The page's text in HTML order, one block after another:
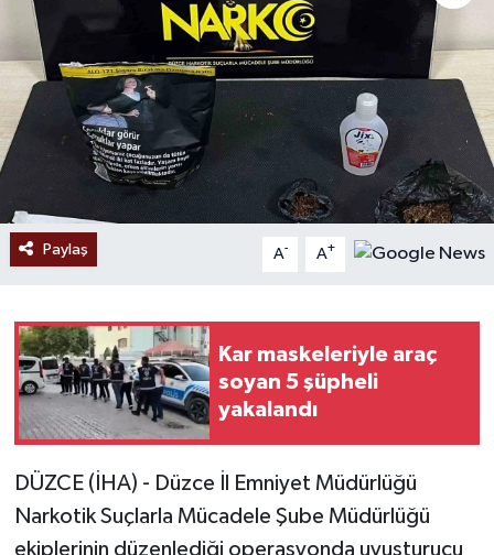
Paylaş A- A+
Kar maskeleriyle araç
soyan 5 şüpheli
yakalandı
DÜZCE (İHA) - Düzce İl Emniyet Müdürlüğü
Narkotik Suçlarla Mücadele Şube Müdürlüğü
ekiplerinin düzenlediği operasyonda uyuşturucu